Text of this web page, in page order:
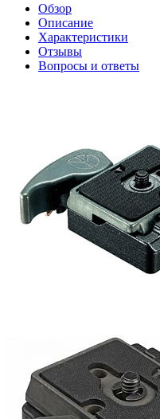
Обзор
Описание
Характеристики
Отзывы
Вопросы и ответы